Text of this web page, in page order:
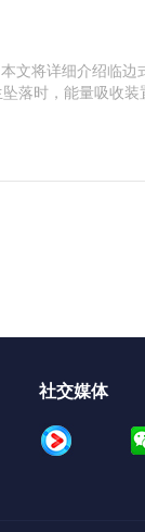
文将详细介绍临边
落时，能量吸收装
社交媒体